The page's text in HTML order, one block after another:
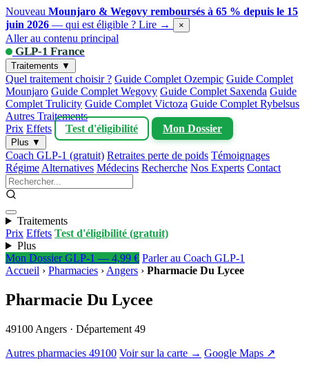
Nouveau Mounjaro & Wegovy remboursés à 65 % depuis le 15
juin 2026 — qui est éligible ? Lire → ×
Aller au contenu principal
GLP-1 France
Traitements ▼
Quel traitement choisir ? Guide Complet Ozempic Guide Complet
Mounjaro Guide Complet Wegovy Guide Complet Saxenda Guide
Complet Trulicity Guide Complet Victoza Guide Complet Rybelsus
Autres Traitements
Prix Effets Test d'éligibilité Mon Dossier
Plus ▼
Coach GLP-1 (gratuit) Retraites perte de poids Témoignages
Régime Alternatives Médecins Recherche Nos Experts Contact
Traitements
Prix Effets Test d'éligibilité (gratuit)
Plus
Mon Dossier GLP-1 — 4,99 € Parler au Coach GLP-1
Accueil › Pharmacies › Angers › Pharmacie Du Lycee
Pharmacie Du Lycee
49100 Angers · Département 49
Autres pharmacies 49100 Voir sur la carte → Google Maps ↗